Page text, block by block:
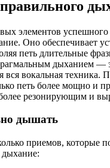
элементов успешного
Оно обеспечивает
петь длительные
дыханием —
вся вокальная техника.
петь более мощно и
резонирующим и
дышать
приемов, которые
дыхание: